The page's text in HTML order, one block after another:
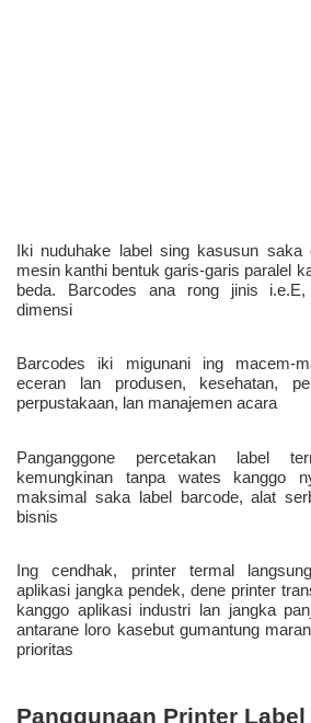
Iki nuduhake label sing kasusun
mesin kanthi bentuk garis-garis paralel
beda. Barcodes ana rong jinis
dimensi
Barcodes iki migunani ing macem-
eceran lan produsen, kesehatan,
perpustakaan, lan manajemen acara
Panganggone percetakan label
kemungkinan tanpa wates kanggo
maksimal saka label barcode, alat
bisnis
Ing cendhak, printer termal
aplikasi jangka pendek, dene printer
kanggo aplikasi industri lan jangka
antarane loro kasebut gumantung
prioritas